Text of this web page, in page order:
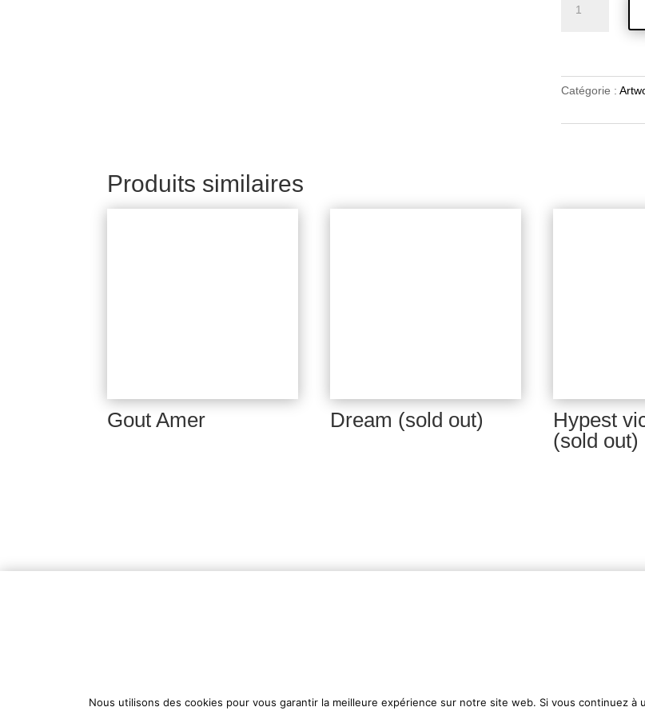
Catégorie :
Produits similaires
Gout Amer Dream (sold out)
Hypest
(sold out)
Nous utilisons des cookies pour vous garantir la meilleure expérience sur notre site web. Si vous continuez